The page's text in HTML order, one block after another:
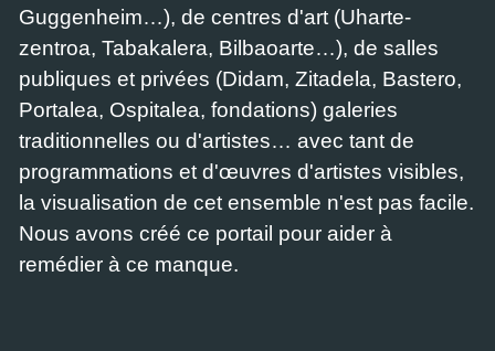
Guggenheim…), de centres d'art (Uharte-
zentroa, Tabakalera, Bilbaoarte…), de salles
publiques et privées (Didam, Zitadela, Bastero,
Portalea, Ospitalea, fondations) galeries
traditionnelles ou d'artistes… avec tant de
programmations et d'œuvres d'artistes visibles,
la visualisation de cet ensemble n'est pas facile.
Nous avons créé ce portail pour aider à
remédier à ce manque.